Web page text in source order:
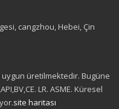
cangzhou, Hebei, Çin
üretilmektedir. Bugüne
LR. ASME. Küresel
site haritası